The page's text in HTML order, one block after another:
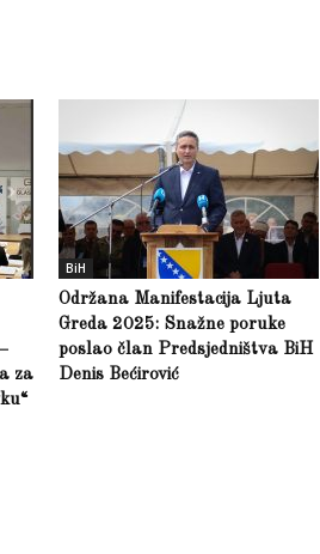
za
BiH
Održana Manifestacija Ljuta
Greda 2025: Snažne poruke
poslao član Predsjedništva BiH
Denis Bećirović